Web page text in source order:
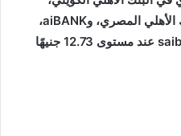
ومصرف أبوظبي الإسلامي، والبنك الأهلي المصري، وaiBANK،
وبنك البركة، وبنك قطر الوطني، وsaib عند مستوى 12.73 جنيهًا